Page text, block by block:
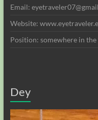
Email:
Website:
Position: somewhere in the
Dey